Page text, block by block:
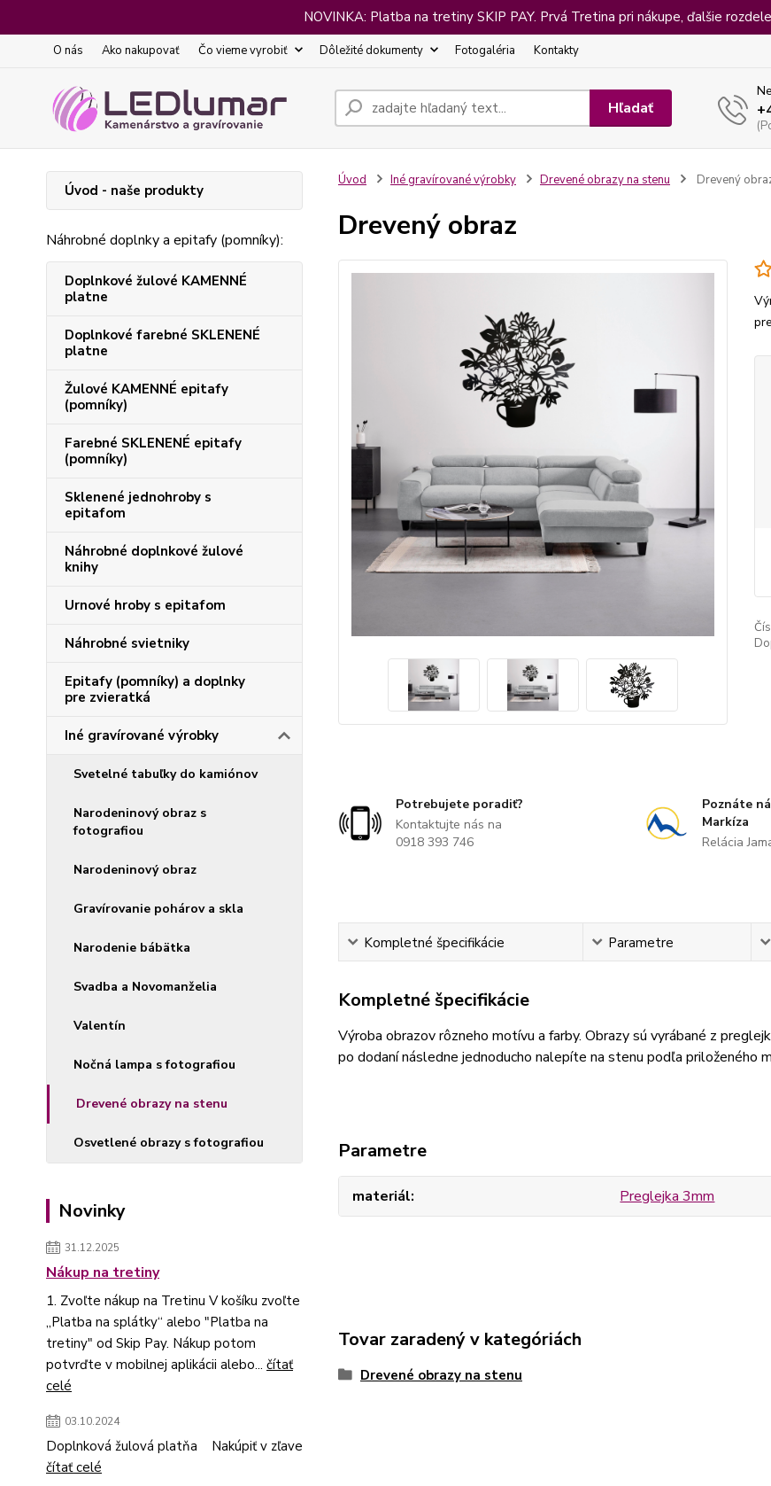
NOVINKA: Platba na tretiny SKIP PAY. Prvá Tretina pri nákupe, ďalšie
O nás Ako nakupovať Čo vieme vyrobiť Dôležité dokumenty Fotogaléria Kontakty
Hľadať
Úvod - naše produkty
Náhrobné doplnky a epitafy (pomníky):
Doplnkové žulové KAMENNÉ
platne
Doplnkové farebné SKLENENÉ
platne
Žulové KAMENNÉ epitafy
(pomníky)
Farebné SKLENENÉ epitafy
(pomníky)
Sklenené jednohroby s
epitafom
Náhrobné doplnkové žulové
knihy
Urnové hroby s epitafom
Náhrobné svietniky
Epitafy (pomníky) a doplnky
pre zvieratká
Iné gravírované výrobky
Svetelné tabuľky do kamiónov
Narodeninový obraz s
fotografiou
Narodeninový obraz
Gravírovanie pohárov a skla
Narodenie bábätka
Svadba a Novomanželia
Valentín
Nočná lampa s fotografiou
Drevené obrazy na stenu
Osvetlené obrazy s fotografiou
Novinky
31.12.2025
Nákup na tretiny
1. Zvoľte nákup na Tretinu V košíku zvoľte
„Platba na splátky“ alebo "Platba na
tretiny" od Skip Pay. Nákup potom
potvrďte v mobilnej aplikácii alebo... čítať
celé
03.10.2024
Doplnková žulová platňa Nakúpiť v zľave
čítať celé
Úvod Iné gravírované výrobky Drevené obrazy na stenu Drevený
Drevený obraz
Potrebujete poradiť?
Kontaktujte nás na
0918 393 746
Poznáte
Markíza
Relácia
Kompletné špecifikácie Parametre
Kompletné špecifikácie
Výroba obrazov rôzneho motívu a farby. Obrazy sú vyrábané z
po dodaní následne jednoducho nalepíte na stenu podľa priloženého
Parametre
materiál Preglejka 3mm
Tovar zaradený v kategóriách
Drevené obrazy na stenu